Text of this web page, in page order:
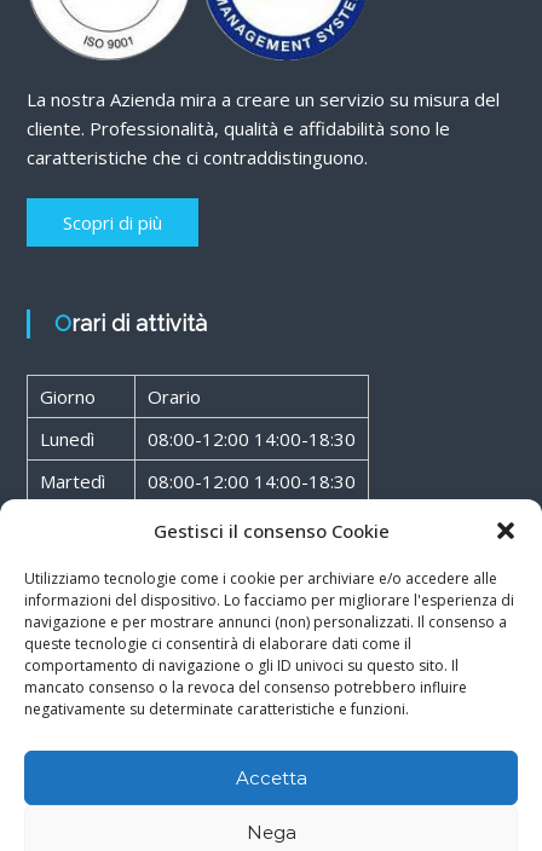
Gestisci il consenso Cookie
Utilizziamo tecnologie come i cookie per archiviare e/o accedere alle
informazioni del dispositivo. Lo facciamo per migliorare l'esperienza di
navigazione e per mostrare annunci (non) personalizzati. Il consenso a
queste tecnologie ci consentirà di elaborare dati come il
comportamento di navigazione o gli ID univoci su questo sito. Il
mancato consenso o la revoca del consenso potrebbero influire
negativamente su determinate caratteristiche e funzioni.
Accetta
Nega
La nostra Azienda mira a creare un servizio su misura del
cliente. Professionalità, qualità e affidabilità sono le
caratteristiche che ci contraddistinguono.
Scopri di più
Orari di attività
Giorno
Orario
Lunedì
08:00-12:00 14:00-18:30
Martedì
08:00-12:00 14:00-18:30
08:00-12:00 14:00-18:30
Giovedì
08:00-12:00 14:00-18:30
Venerdì
08:00-12:00 14:00-18:30
Sabato
08:00-12:00
Rossoxweb